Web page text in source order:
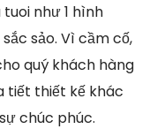
như 1 hình
sảo. Vì cầm cố,
quý khách hàng
tiết thiết kế khác
chúc phúc.